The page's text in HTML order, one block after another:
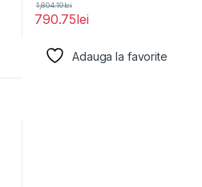
790.75lei
1,804.19lei
Adauga la favorite